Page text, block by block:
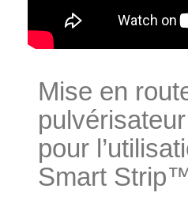
Mise en
pour
Smart